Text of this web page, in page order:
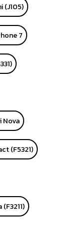
(J105)
7
Nova
(F5321)